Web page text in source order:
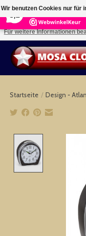
164
Kies uw taal: NL -- Wählen Sie
Startseite / Design -
Wir benutzen Cookies nur für
Ist das in
Für weitere Informationen